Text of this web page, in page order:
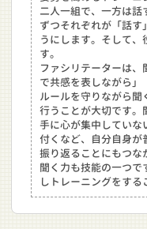
二人一組で、一方は話
ずつそれぞれが「話す
うにします。そして
す。
ファシリテーターは
で共感を表しながら
ルールを守りながら聞
行うことが大切です。
手に心が集中してい
付くなど、自分自身が
振り返ることにもつな
聞く力も技能の一つ
しトレーニングをする